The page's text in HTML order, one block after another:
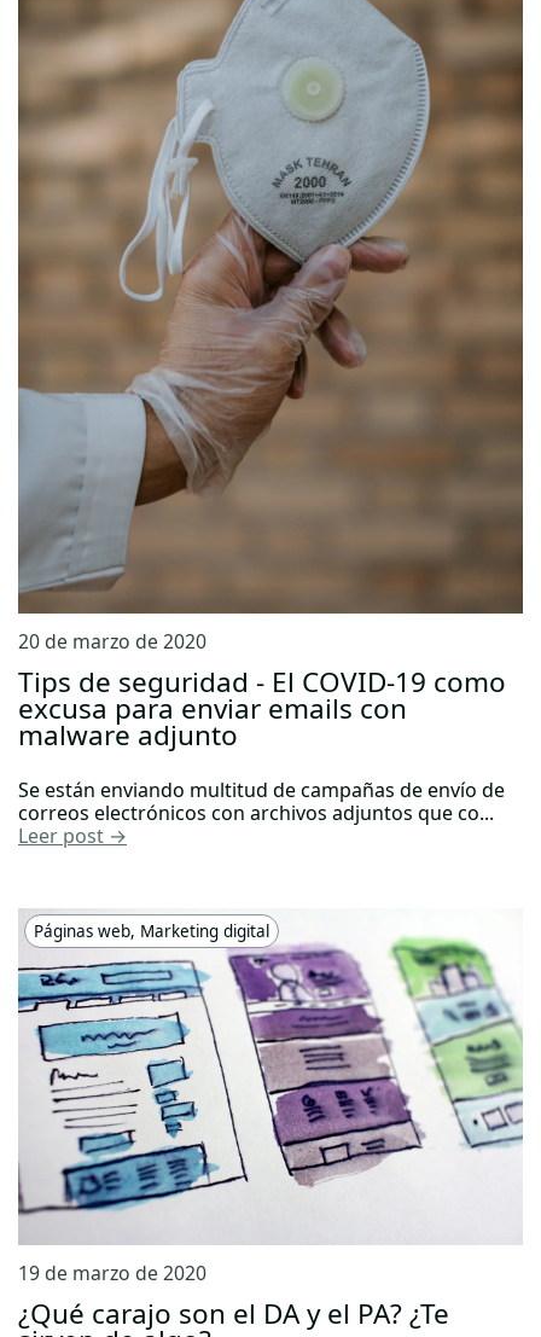
20 de marzo de 2020
Tips de seguridad - El COVID-19 como
excusa para enviar emails con
malware adjunto
Se están enviando multitud de campañas de envío de
correos electrónicos con archivos adjuntos que co...
Leer post →
Páginas web, Marketing digital
19 de marzo de 2020
¿Qué carajo son el DA y el PA? ¿Te